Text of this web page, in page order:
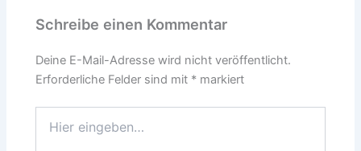
Schreibe einen Kommentar
Deine E-Mail-Adresse wird nicht veröffentlicht.
Erforderliche Felder sind mit * markiert
eingeben…